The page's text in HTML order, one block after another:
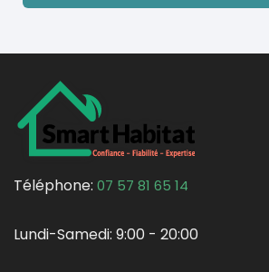
Téléphone: 07 57 81 65 14
Lundi-Samedi: 9:00 - 20:00